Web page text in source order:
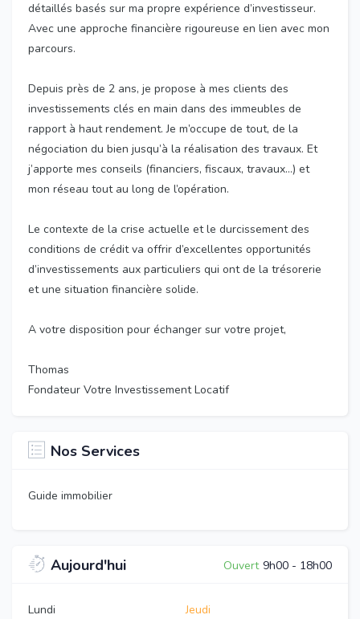
détaillés basés sur ma propre expérience d’investisseur.
Avec une approche financière rigoureuse en lien avec mon
parcours.
Depuis près de 2 ans, je propose à mes clients des
investissements clés en main dans des immeubles de
rapport à haut rendement. Je m’occupe de tout, de la
négociation du bien jusqu’à la réalisation des travaux. Et
j’apporte mes conseils (financiers, fiscaux, travaux…) et
mon réseau tout au long de l’opération.
Le contexte de la crise actuelle et le durcissement des
conditions de crédit va offrir d’excellentes opportunités
d’investissements aux particuliers qui ont de la trésorerie
et une situation financière solide.
A votre disposition pour échanger sur votre projet,
Thomas
Fondateur Votre Investissement Locatif
Nos Services
Guide immobilier
Aujourd'hui Ouvert 9h00 - 18h00
Lundi
Jeudi